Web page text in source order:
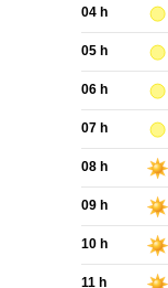
04 h
05 h
06 h
07 h
08 h
09 h
10 h
11 h